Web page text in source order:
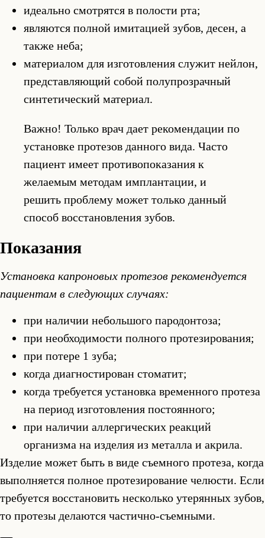
идеально смотрятся в полости рта;
являются полной имитацией зубов, десен, а
также неба;
материалом для изготовления служит нейлон,
представляющий собой полупрозрачный
синтетический материал.
Важно! Только врач дает рекомендации по
установке протезов данного вида. Часто
пациент имеет противопоказания к
желаемым методам имплантации, и
решить проблему может только данный
способ восстановления зубов.
Показания
Установка капроновых протезов рекомендуется
пациентам в следующих случаях:
при наличии небольшого пародонтоза;
при необходимости полного протезирования;
при потере 1 зуба;
когда диагностирован стоматит;
когда требуется установка временного протеза
на период изготовления постоянного;
при наличии аллергических реакций
организма на изделия из металла и акрила.
Изделие может быть в виде съемного протеза, когда
выполняется полное протезирование челюсти. Если
требуется восстановить несколько утерянных зубов,
то протезы делаются частично-съемными.